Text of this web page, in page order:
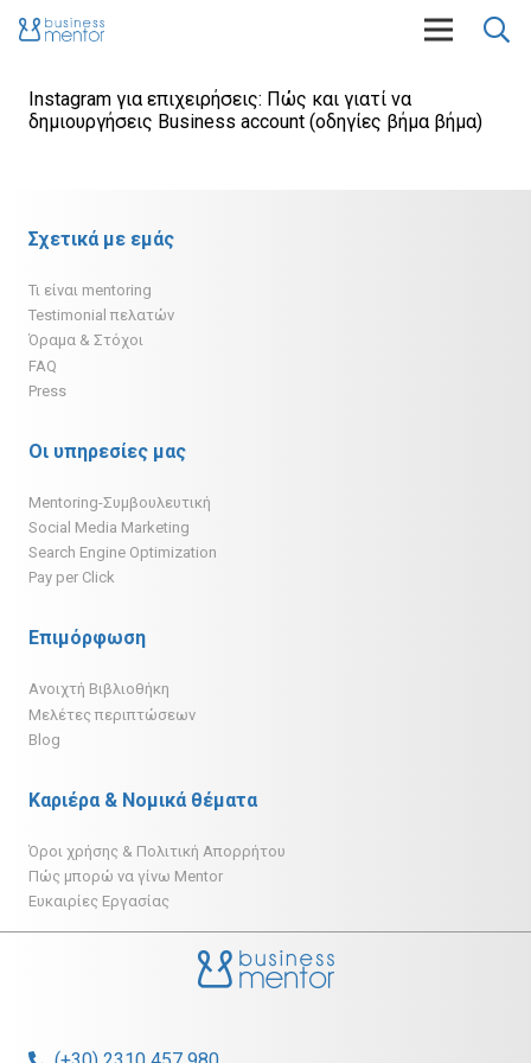
Instagram για επιχειρήσεις: Πώς και γιατί να
δημιουργήσεις Business account (οδηγίες βήμα βήμα)
Σχετικά με εμάς
Τι είναι mentoring
Testimonial πελατών
Όραμα & Στόχοι
FAQ
Press
Οι υπηρεσίες μας
Mentoring-Συμβουλευτική
Social Media Marketing
Search Engine Optimization
Pay per Click
Επιμόρφωση
Ανοιχτή Βιβλιοθήκη
Μελέτες περιπτώσεων
Blog
Καριέρα & Νομικά θέματα
Όροι χρήσης & Πολιτική Απορρήτου
Πώς μπορώ να γίνω Mentor
Ευκαιρίες Εργασίας